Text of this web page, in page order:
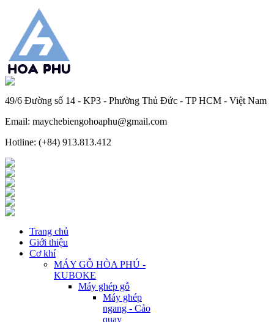
49/6 Đường số 14 - KP3 - Phường Thủ Đức - TP HCM - Việt Nam
Email: maychebiengohoaphu@gmail.com
Hotline: (+84) 913.813.412
Trang chủ
Giới thiệu
Cơ khí
MÁY GỖ HÒA PHÚ -
KUBOKE
Máy ghép gỗ
Máy ghép
ngang - Cảo
quay